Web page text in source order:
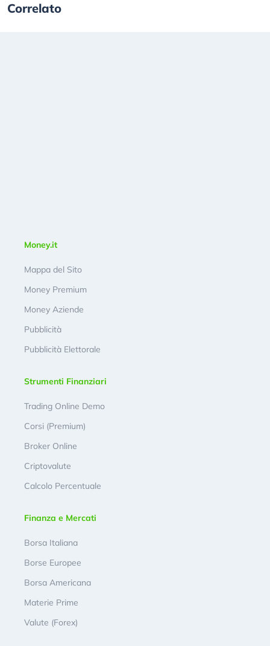
Correlato
Money.it
Mappa del Sito
Money Premium
Money Aziende
Pubblicità
Pubblicità Elettorale
Strumenti Finanziari
Trading Online Demo
Corsi (Premium)
Broker Online
Criptovalute
Calcolo Percentuale
Finanza e Mercati
Borsa Italiana
Borse Europee
Borsa Americana
Materie Prime
Valute (Forex)